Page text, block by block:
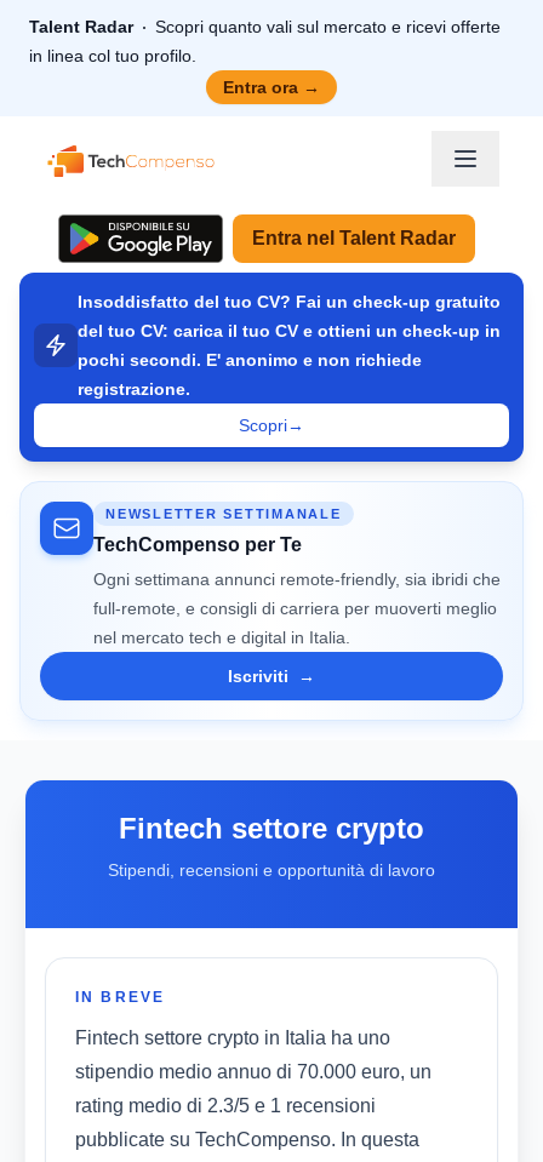
Talent Radar
Scopri quanto vali sul mercato e ricevi offerte
in linea col tuo profilo.
Entra ora →
TechCompenso
Entra nel Talent Radar
Insoddisfatto del tuo CV? Fai un check-up gratuito
del tuo CV: carica il tuo CV e ottieni un check-up in
pochi secondi. E' anonimo e non richiede
registrazione.
Scopri→
NEWSLETTER SETTIMANALE
TechCompenso per Te
Ogni settimana annunci remote-friendly, sia ibridi che
full-remote, e consigli di carriera per muoverti meglio
nel mercato tech e digital in Italia.
Iscriviti
→
Fintech settore crypto
Stipendi, recensioni e opportunità di lavoro
IN BREVE
Fintech settore crypto in Italia ha uno
stipendio medio annuo di 70.000 euro, un
rating medio di 2.3/5 e 1 recensioni
pubblicate su TechCompenso. In questa